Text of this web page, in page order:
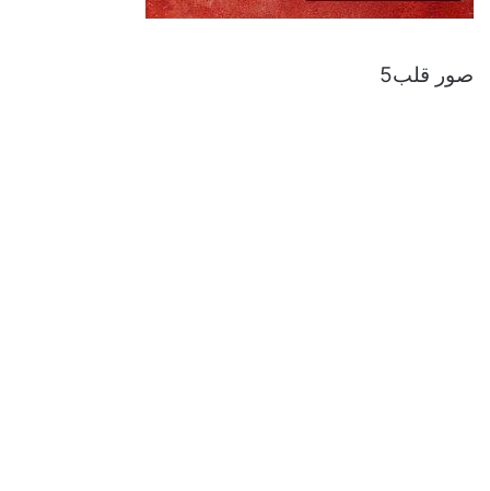
صور قلب5